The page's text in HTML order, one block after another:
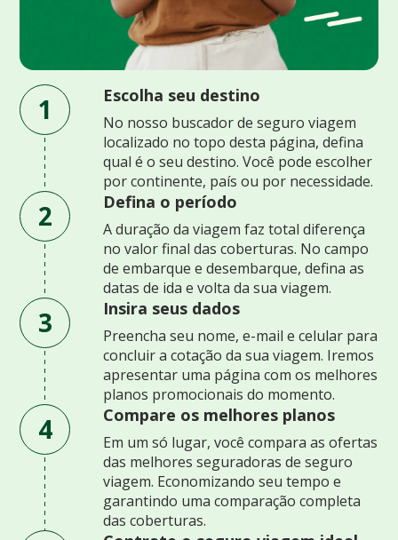
1 Escolha seu destino
No nosso buscador de seguro viagem
localizado no topo desta página, defina
qual é o seu destino. Você pode escolher
por continente, país ou por necessidade.
2 Defina o período
A duração da viagem faz total diferença
no valor final das coberturas. No campo
de embarque e desembarque, defina as
datas de ida e volta da sua viagem.
3 Insira seus dados
Preencha seu nome, e-mail e celular para
concluir a cotação da sua viagem. Iremos
apresentar uma página com os melhores
planos promocionais do momento.
4 Compare os melhores planos
Em um só lugar, você compara as ofertas
das melhores seguradoras de seguro
viagem. Economizando seu tempo e
garantindo uma comparação completa
das coberturas.